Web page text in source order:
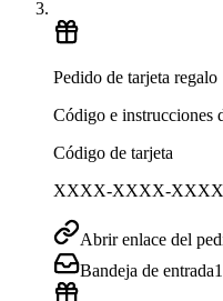
Pedido de tarjeta regalo
Código e instrucciones
Código de tarjeta
XXXX-XXXX-XXXX
Abrir enlace del
Bandeja de entrada1